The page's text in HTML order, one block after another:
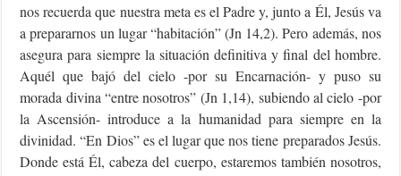
nos recuerda que nuestra meta es el Padre y, junto a Él, Jesús va
a prepararnos un lugar “habitación” (Jn 14,2). Pero además, nos
asegura para siempre la situación definitiva y final del hombre.
Aquél que bajó del cielo -por su Encarnación- y puso su
morada divina “entre nosotros” (Jn 1,14), subiendo al cielo -por
la Ascensión- introduce a la humanidad para siempre en la
divinidad. “En Dios” es el lugar que nos tiene preparados Jesús.
Donde está Él, cabeza del cuerpo, estaremos también nosotros,